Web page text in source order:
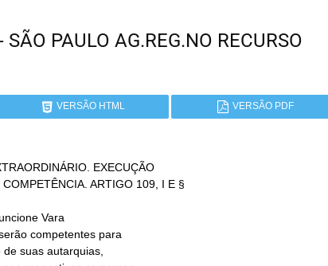
PAULO AG.REG.NO RECURSO
VERSÃO HTML VERSÃO PDF
EXECUÇÃO
Vara